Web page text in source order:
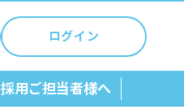
ログイン
採用ご担当者様へ